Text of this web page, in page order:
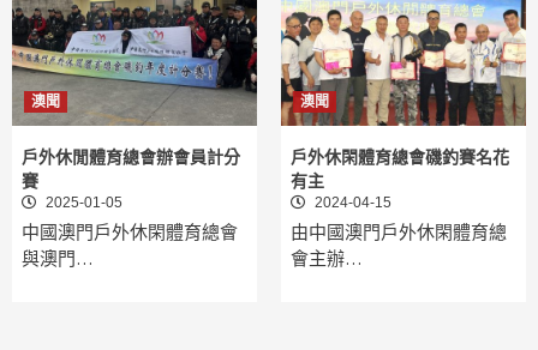
澳聞
戶外休閒體育總會辦會員計分
賽
2025-01-05
中國澳門戶外休閑體育總會
與澳門…
澳聞
戶外休閑體育總會磯釣賽名花
有主
2024-04-15
由中國澳門戶外休閑體育總
會主辦…